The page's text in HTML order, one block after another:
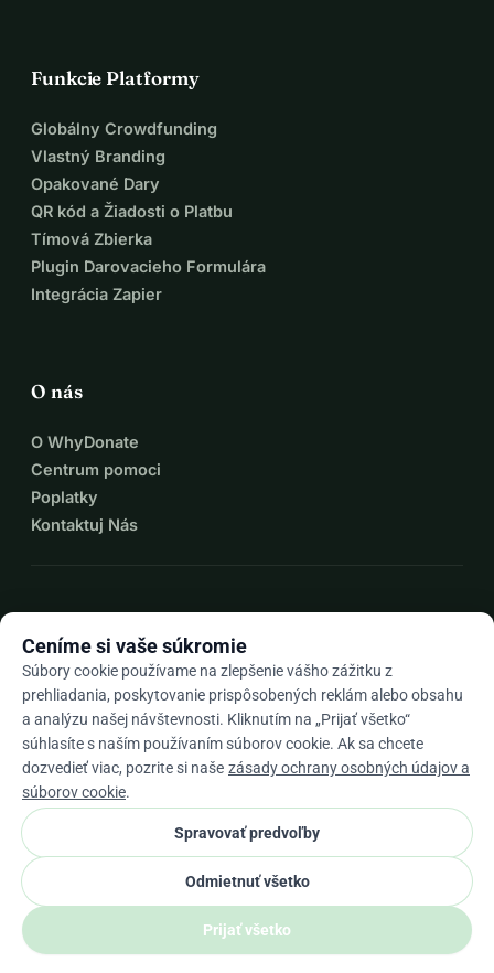
Funkcie Platformy
Globálny Crowdfunding
Vlastný Branding
Opakované Dary
QR kód a Žiadosti o Platbu
Tímová Zbierka
Plugin Darovacieho Formulára
Integrácia Zapier
O nás
O WhyDonate
Centrum pomoci
Poplatky
Kontaktuj Nás
Skarrow_drop_down
★★★★★4,9 / 5 na základe 500+ recenzií
WhyDonate
Súkromie a cookies
Obchodné podmienky
stripe checkOverený Partner
Ceníme si vaše súkromie
Súbory cookie používame na zlepšenie vášho zážitku z
prehliadania, poskytovanie prispôsobených reklám alebo obsahu
a analýzu našej návštevnosti. Kliknutím na „Prijať všetko“
súhlasíte s naším používaním súborov cookie. Ak sa chcete
dozvedieť viac, pozrite si naše zásady ochrany osobných údajov a
súborov cookie.
Spravovať predvoľby
Odmietnuť všetko
Prijať všetko